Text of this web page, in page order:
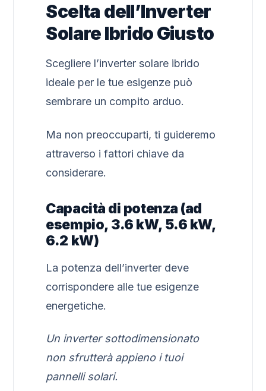
Scelta dell’Inverter
Solare Ibrido Giusto
Scegliere l’inverter solare ibrido
ideale per le tue esigenze può
sembrare un compito arduo.
Ma non preoccuparti, ti guideremo
attraverso i fattori chiave da
considerare.
Capacità di potenza (ad
esempio, 3.6 kW, 5.6 kW,
6.2 kW)
La potenza dell’inverter deve
corrispondere alle tue esigenze
energetiche.
Un inverter sottodimensionato
non sfrutterà appieno i tuoi
pannelli solari.